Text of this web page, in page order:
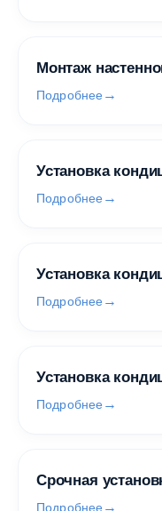
Монтаж
Подробнее
Установка
Подробнее
Установка
Подробнее
Установка
Подробнее
Срочная
Подробнее